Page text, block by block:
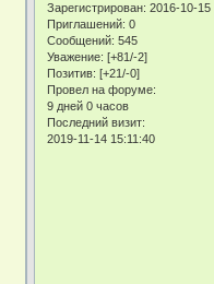
Зарегистрирован: 2016-10-15
Приглашений: 0
Сообщений: 545
Уважение: [+81/-2]
Позитив: [+21/-0]
Провел на форуме:
9 дней 0 часов
Последний визит:
2019-11-14 15:11:40